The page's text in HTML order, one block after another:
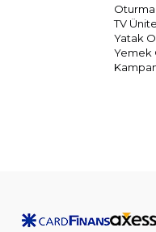
Oturma
TV
Yatak
Yemek